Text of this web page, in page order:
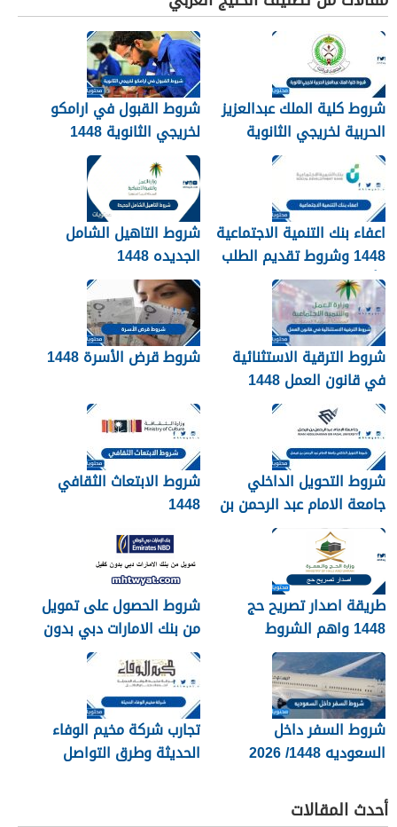
شروط كلية الملك عبدالعزيز
الحربية لخريجي الثانوية
1448
شروط القبول في ارامكو
لخريجي الثانوية 1448
اعفاء بنك التنمية الاجتماعية
1448 وشروط تقديم الطلب
وأهم الأوراق والمستندات
شروط التاهيل الشامل
الجديده 1448
شروط الترقية الاستثنائية
في قانون العمل 1448
شروط قرض الأسرة 1448
شروط التحويل الداخلي
جامعة الامام عبد الرحمن بن
فيصل 1448
شروط الابتعاث الثقافي
1448
طريقة اصدار تصريح حج
1448 واهم الشروط
المطلوبة بالتفصيل
شروط الحصول على تمويل
من بنك الامارات دبي بدون
كفيل 1448
شروط السفر داخل
السعوديه 1448/ 2026
تجارب شركة مخيم الوفاء
الحديثة وطرق التواصل
أحدث المقالات